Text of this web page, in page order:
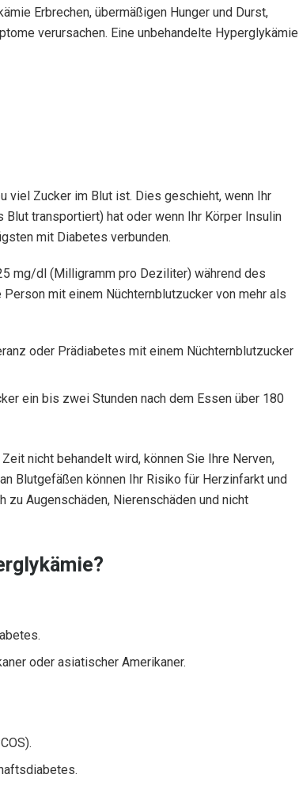
Erbrechen, übermäßigen Hunger und Durst,
verursachen. Eine unbehandelte Hyperglykämie
viel Zucker im Blut ist. Dies geschieht, wenn Ihr
transportiert) hat oder wenn Ihr Körper Insulin
mit Diabetes verbunden.
mg/dl (Milligramm pro Deziliter) während des
mit einem Nüchternblutzucker von mehr als
oder Prädiabetes mit einem Nüchternblutzucker
ein bis zwei Stunden nach dem Essen über 180
nicht behandelt wird, können Sie Ihre Nerven,
Blutgefäßen können Ihr Risiko für Herzinfarkt und
zu Augenschäden, Nierenschäden und nicht
oder asiatischer Amerikaner.